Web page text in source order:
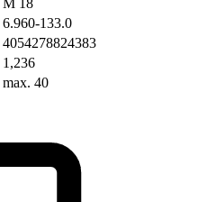
M 18
6.960-133.0
4054278824383
1,236
max. 40